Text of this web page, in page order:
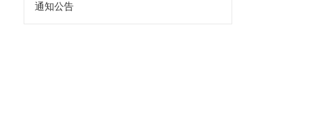
通知公告